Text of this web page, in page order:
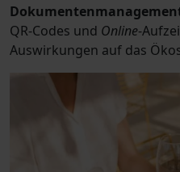
QR-Codes und Online-
Auswirkungen auf das